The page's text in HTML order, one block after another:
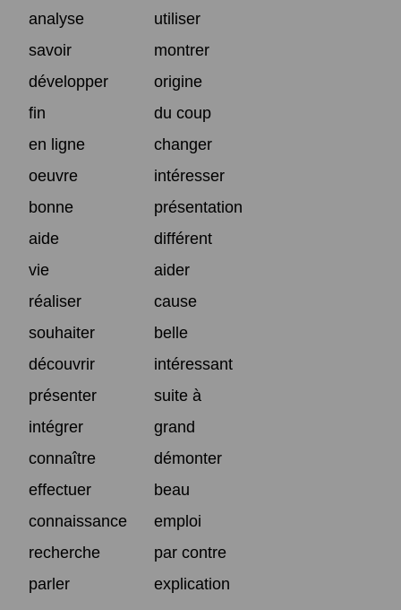
analyse
utiliser
savoir
montrer
développer
origine
fin
du coup
en ligne
changer
oeuvre
intéresser
bonne
présentation
aide
différent
vie
aider
réaliser
cause
souhaiter
belle
découvrir
intéressant
présenter
suite à
intégrer
grand
connaître
démonter
effectuer
beau
connaissance
emploi
recherche
par contre
parler
explication